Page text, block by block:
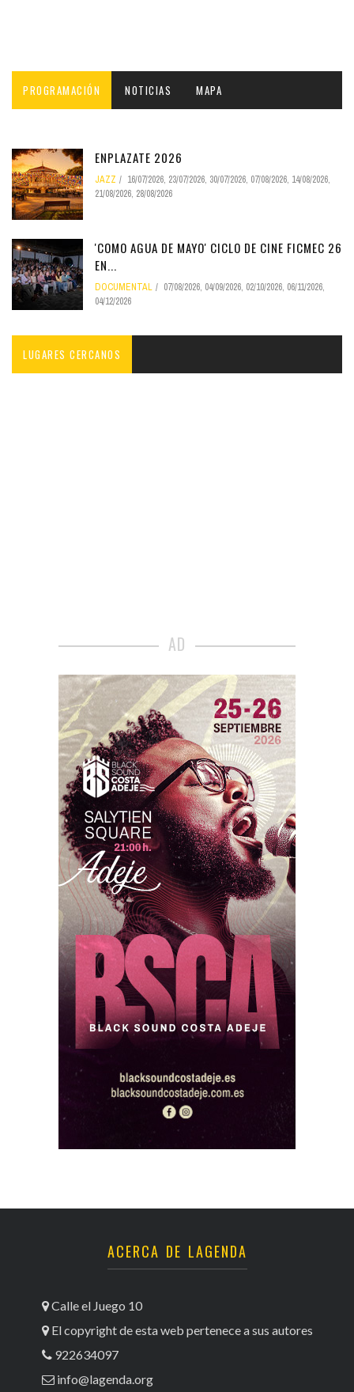
PROGRAMACIÓN NOTICIAS MAPA
ENPLAZATE 2026
JAZZ 16/07/2026, 23/07/2026, 30/07/2026, 07/08/2026, 14/08/2026,
21/08/2026, 28/08/2026
'COMO AGUA DE MAYO' CICLO DE CINE FICMEC 26
EN...
DOCUMENTAL 07/08/2026, 04/09/2026, 02/10/2026, 06/11/2026,
04/12/2026
LUGARES CERCANOS
AD
ACERCA DE LAGENDA
Calle el Juego 10
El copyright de esta web pertenece a sus autores
922634097
info@lagenda.org